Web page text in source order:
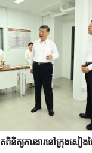
និត្យការងារនៅក្រុងសៀង